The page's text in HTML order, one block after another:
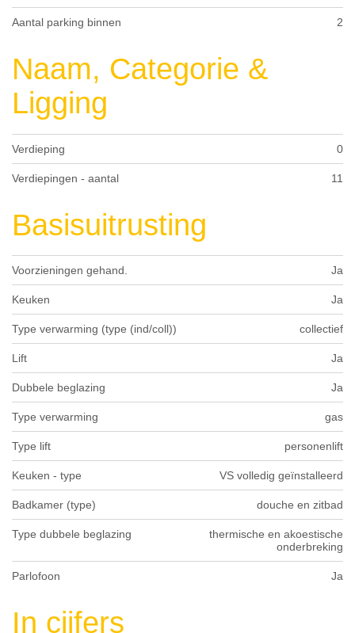
Aantal parking binnen 2
Naam, Categorie &
Ligging
Verdieping 0
Verdiepingen - aantal 11
Basisuitrusting
Voorzieningen gehand. Ja
Keuken Ja
Type verwarming (type (ind/coll)) collectief
Lift Ja
Dubbele beglazing Ja
Type verwarming gas
Type lift personenlift
Keuken - type VS volledig geïnstalleerd
Badkamer (type) douche en zitbad
Type dubbele beglazing
thermische en akoestische
onderbreking
Parlofoon Ja
In cijfers